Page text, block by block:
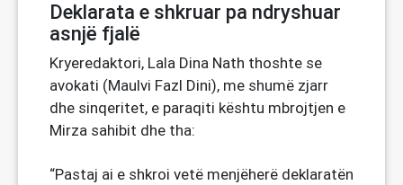
Deklarata e shkruar pa ndryshuar
asnjë fjalë
Kryeredaktori, Lala Dina Nath thoshte se
avokati (Maulvi Fazl Dini), me shumë zjarr
dhe sinqeritet, e paraqiti kështu mbrojtjen e
Mirza sahibit dhe tha:
“Pastaj ai e shkroi vetë menjëherë deklaratën